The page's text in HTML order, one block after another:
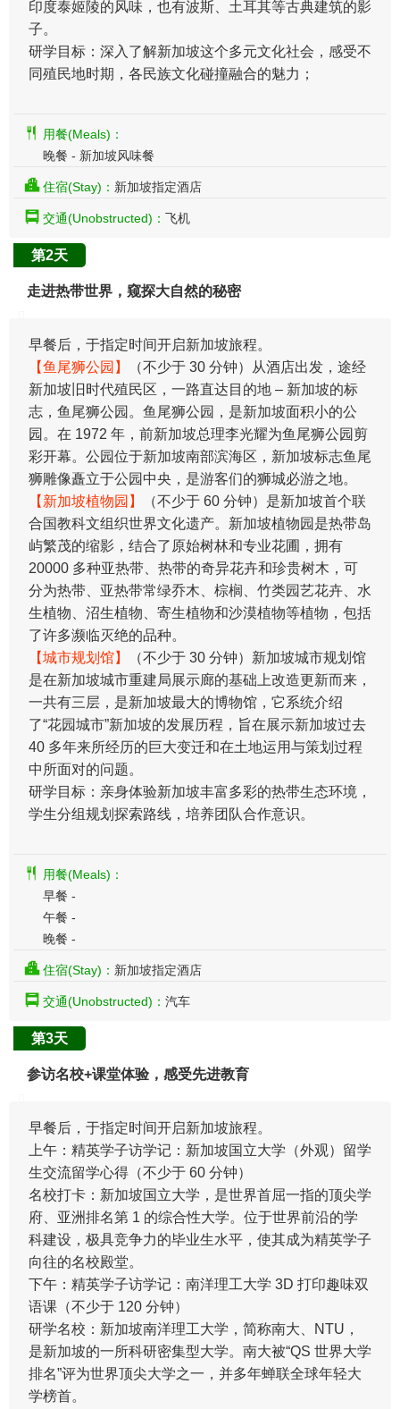
印度泰姬陵的风味，也有波斯、土耳其等古典建筑的影
子。
研学目标：深入了解新加坡这个多元文化社会，感受不
同殖民地时期，各民族文化碰撞融合的魅力；
用餐(Meals)：
晚餐 - 新加坡风味餐
住宿(Stay)： 新加坡指定酒店
交通(Unobstructed)： 飞机
第2天
走进热带世界，窥探大自然的秘密
早餐后，于指定时间开启新加坡旅程。
【鱼尾狮公园】
（不少于 30 分钟）从酒店出发，途经
新加坡旧时代殖民区，一路直达目的地 – 新加坡的标
志，鱼尾狮公园。鱼尾狮公园，是新加坡面积小的公
园。在 1972 年，前新加坡总理李光耀为鱼尾狮公园剪
彩开幕。公园位于新加坡南部滨海区，新加坡标志鱼尾
狮雕像矗立于公园中央，是游客们的狮城必游之地。
【新加坡植物园】
（不少于 60 分钟）是新加坡首个联
合国教科文组织世界文化遗产。新加坡植物园是热带岛
屿繁茂的缩影，结合了原始树林和专业花圃，拥有
20000 多种亚热带、热带的奇异花卉和珍贵树木，可
分为热带、亚热带常绿乔木、棕榈、竹类园艺花卉、水
生植物、沼生植物、寄生植物和沙漠植物等植物，包括
了许多濒临灭绝的品种。
【城市规划馆】
（不少于 30 分钟）新加坡城市规划馆
是在新加坡城市重建局展示廊的基础上改造更新而来，
一共有三层，是新加坡最大的博物馆，它系统介绍
了“花园城市”新加坡的发展历程，旨在展示新加坡过去
40 多年来所经历的巨大变迁和在土地运用与策划过程
中所面对的问题。
研学目标：亲身体验新加坡丰富多彩的热带生态环境，
学生分组规划探索路线，培养团队合作意识。
用餐(Meals)：
早餐 -
午餐 -
晚餐 -
住宿(Stay)： 新加坡指定酒店
交通(Unobstructed)： 汽车
第3天
参访名校+课堂体验，感受先进教育
早餐后，于指定时间开启新加坡旅程。
上午：精英学子访学记：新加坡国立大学（外观）留学
生交流留学心得（不少于 60 分钟）
名校打卡：新加坡国立大学，是世界首屈一指的顶尖学
府、亚洲排名第 1 的综合性大学。位于世界前沿的学
科建设，极具竞争力的毕业生水平，使其成为精英学子
向往的名校殿堂。
下午：精英学子访学记：南洋理工大学 3D 打印趣味双
语课（不少于 120 分钟）
研学名校：新加坡南洋理工大学，简称南大、NTU，
是新加坡的一所科研密集型大学。南大被“QS 世界大学
排名”评为世界顶尖大学之一，并多年蝉联全球年轻大
学榜首。